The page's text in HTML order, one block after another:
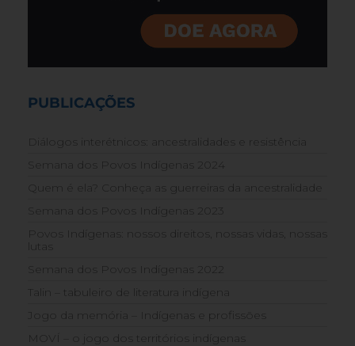
PUBLICAÇÕES
Diálogos interétnicos: ancestralidades e resistência
Semana dos Povos Indígenas 2024
Quem é ela? Conheça as guerreiras da ancestralidade
Semana dos Povos Indígenas 2023
Povos Indígenas: nossos direitos, nossas vidas, nossas
lutas
Semana dos Povos Indígenas 2022
Talin – tabuleiro de literatura indígena
Jogo da memória – Indígenas e profissões
MOVÍ – o jogo dos territórios indígenas